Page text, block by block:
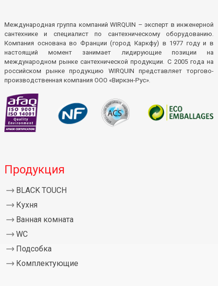
Международная группа компаний WIRQUIN – эксперт в инженерной
сантехнике и специалист по сантехническому оборудованию.
Компания основана во Франции (город Каркфу) в 1977 году и в
настоящий момент занимает лидирующие позиции на
международном рынке сантехнической продукции. С 2005 года на
российском рынке продукцию WIRQUIN представляет торгово-
производственная компания ООО «Виркэн-Рус».
Продукция
BLACK TOUCH
Кухня
Ванная комната
WC
Подсобка
Комплектующие